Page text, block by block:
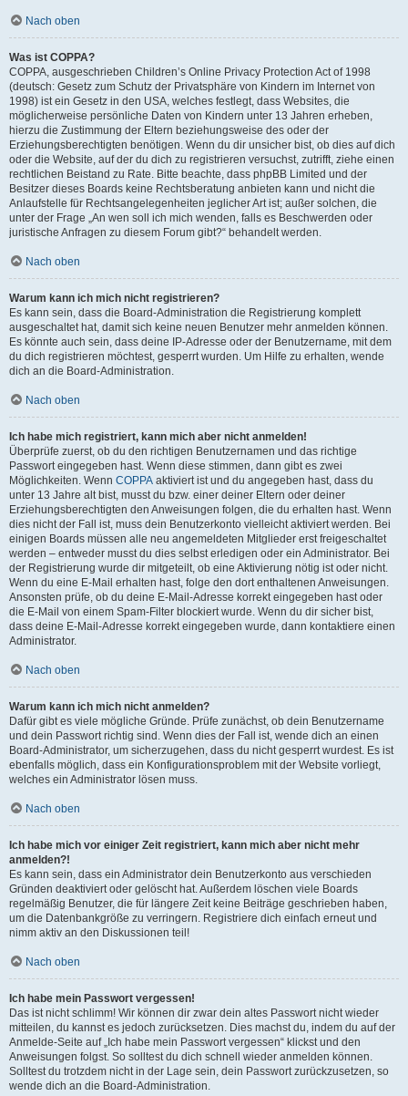
Nach oben
Was ist COPPA?
COPPA, ausgeschrieben Children’s Online Privacy Protection Act of 1998
(deutsch: Gesetz zum Schutz der Privatsphäre von Kindern im Internet von
1998) ist ein Gesetz in den USA, welches festlegt, dass Websites, die
möglicherweise persönliche Daten von Kindern unter 13 Jahren erheben,
hierzu die Zustimmung der Eltern beziehungsweise des oder der
Erziehungsberechtigten benötigen. Wenn du dir unsicher bist, ob dies auf dich
oder die Website, auf der du dich zu registrieren versuchst, zutrifft, ziehe einen
rechtlichen Beistand zu Rate. Bitte beachte, dass phpBB Limited und der
Besitzer dieses Boards keine Rechtsberatung anbieten kann und nicht die
Anlaufstelle für Rechtsangelegenheiten jeglicher Art ist; außer solchen, die
unter der Frage „An wen soll ich mich wenden, falls es Beschwerden oder
juristische Anfragen zu diesem Forum gibt?“ behandelt werden.
Nach oben
Warum kann ich mich nicht registrieren?
Es kann sein, dass die Board-Administration die Registrierung komplett
ausgeschaltet hat, damit sich keine neuen Benutzer mehr anmelden können.
Es könnte auch sein, dass deine IP-Adresse oder der Benutzername, mit dem
du dich registrieren möchtest, gesperrt wurden. Um Hilfe zu erhalten, wende
dich an die Board-Administration.
Nach oben
Ich habe mich registriert, kann mich aber nicht anmelden!
Überprüfe zuerst, ob du den richtigen Benutzernamen und das richtige
Passwort eingegeben hast. Wenn diese stimmen, dann gibt es zwei
Möglichkeiten. Wenn COPPA aktiviert ist und du angegeben hast, dass du
unter 13 Jahre alt bist, musst du bzw. einer deiner Eltern oder deiner
Erziehungsberechtigten den Anweisungen folgen, die du erhalten hast. Wenn
dies nicht der Fall ist, muss dein Benutzerkonto vielleicht aktiviert werden. Bei
einigen Boards müssen alle neu angemeldeten Mitglieder erst freigeschaltet
werden – entweder musst du dies selbst erledigen oder ein Administrator. Bei
der Registrierung wurde dir mitgeteilt, ob eine Aktivierung nötig ist oder nicht.
Wenn du eine E-Mail erhalten hast, folge den dort enthaltenen Anweisungen.
Ansonsten prüfe, ob du deine E-Mail-Adresse korrekt eingegeben hast oder
die E-Mail von einem Spam-Filter blockiert wurde. Wenn du dir sicher bist,
dass deine E-Mail-Adresse korrekt eingegeben wurde, dann kontaktiere einen
Administrator.
Nach oben
Warum kann ich mich nicht anmelden?
Dafür gibt es viele mögliche Gründe. Prüfe zunächst, ob dein Benutzername
und dein Passwort richtig sind. Wenn dies der Fall ist, wende dich an einen
Board-Administrator, um sicherzugehen, dass du nicht gesperrt wurdest. Es ist
ebenfalls möglich, dass ein Konfigurationsproblem mit der Website vorliegt,
welches ein Administrator lösen muss.
Nach oben
Ich habe mich vor einiger Zeit registriert, kann mich aber nicht mehr
anmelden?!
Es kann sein, dass ein Administrator dein Benutzerkonto aus verschieden
Gründen deaktiviert oder gelöscht hat. Außerdem löschen viele Boards
regelmäßig Benutzer, die für längere Zeit keine Beiträge geschrieben haben,
um die Datenbankgröße zu verringern. Registriere dich einfach erneut und
nimm aktiv an den Diskussionen teil!
Nach oben
Ich habe mein Passwort vergessen!
Das ist nicht schlimm! Wir können dir zwar dein altes Passwort nicht wieder
mitteilen, du kannst es jedoch zurücksetzen. Dies machst du, indem du auf der
Anmelde-Seite auf „Ich habe mein Passwort vergessen“ klickst und den
Anweisungen folgst. So solltest du dich schnell wieder anmelden können.
Solltest du trotzdem nicht in der Lage sein, dein Passwort zurückzusetzen, so
wende dich an die Board-Administration.